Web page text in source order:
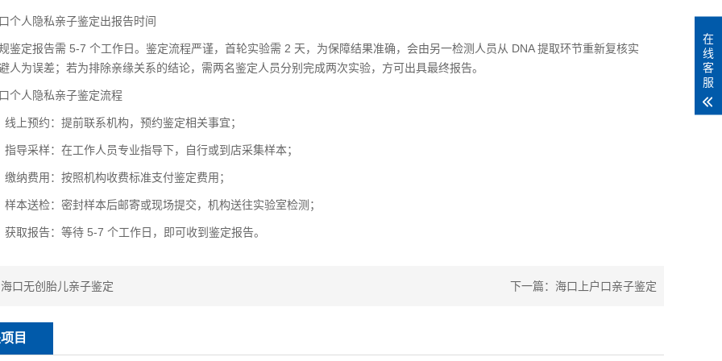
隐私亲子鉴定出报告时间
报告需 5-7 个工作日。鉴定流程严谨，首轮实验需 2 天，为保障结果准确，会由另一检测人员从 DNA 提取环节重新复核实
人为误差；若为排除亲缘关系的结论，需两名鉴定人员分别完成两次实验，方可出具最终报告。
人隐私亲子鉴定流程
预约：提前联系机构，预约鉴定相关事宜；
采样：在工作人员专业指导下，自行或到店采集样本；
费用：按照机构收费标准支付鉴定费用；
送检：密封样本后邮寄或现场提交，机构送往实验室检测；
报告：等待 5-7 个工作日，即可收到鉴定报告。
海口无创胎儿亲子鉴定 下一篇： 海口上户口亲子鉴定
目
在
线
客
服